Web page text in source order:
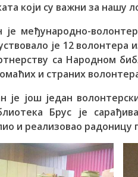
који су важни за нашу
међународно-
је 12 волонтера
са Народном
и страних
је још један
Брус је
и реализовао